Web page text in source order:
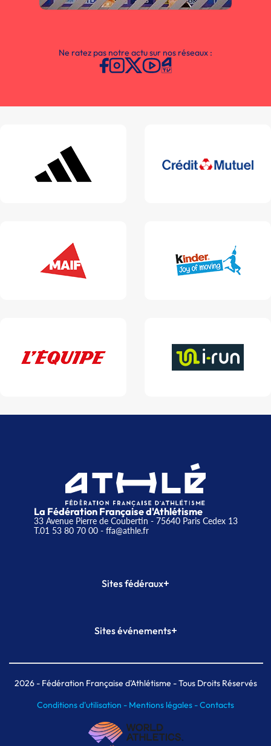
Ne ratez pas notre actu sur nos réseaux :
La Fédération Française d'Athlétisme
33 Avenue Pierre de Coubertin - 75640 Paris Cedex 13
T.01 53 80 70 00- ffa@athle.fr
Sites fédéraux+
Plateforme Formation
Sites événements+
Meeting de Paris indoor
MAIF Ekiden de Paris
2026- Fédération Française d'Athlétisme - Tous Droits Réservés
Conditions d'utilisation - Mentions légales -Contacts